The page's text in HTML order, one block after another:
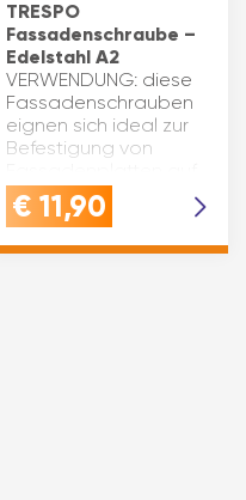
TRESPO
Fassadenschraube –
Edelstahl A2
VERWENDUNG: diese
Fassadenschrauben
eignen sich ideal zur
Befestigung von
Holzunterkonstruktionen
- wie z.B.
€ 11,90